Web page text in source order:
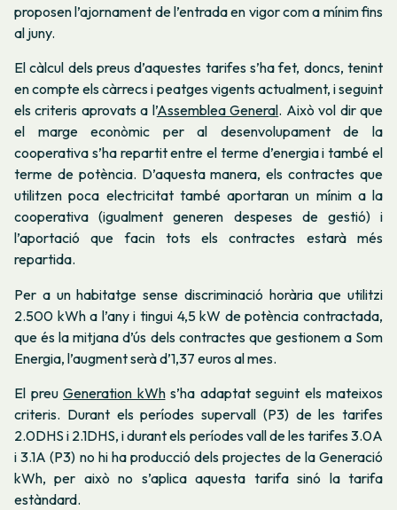
proposen l’ajornament de l’entrada en vigor com a mínim fins
al juny.
El càlcul dels preus d’aquestes tarifes s’ha fet, doncs, tenint
en compte els càrrecs i peatges vigents actualment, i seguint
els criteris aprovats a l’Assemblea General. Això vol dir que
el marge econòmic per al desenvolupament de la
cooperativa s’ha repartit entre el terme d’energia i també el
terme de potència. D’aquesta manera, els contractes que
utilitzen poca electricitat també aportaran un mínim a la
cooperativa (igualment generen despeses de gestió) i
l’aportació que facin tots els contractes estarà més
repartida.
Per a un habitatge sense discriminació horària que utilitzi
2.500 kWh a l’any i tingui 4,5 kW de potència contractada,
que és la mitjana d’ús dels contractes que gestionem a Som
Energia, l’augment serà d’1,37 euros al mes.
El preu Generation kWhs’ha adaptat seguint els mateixos
criteris. Durant els períodes supervall (P3) de les tarifes
2.0DHS i 2.1DHS, i durant els períodes vall de les tarifes 3.0A
i 3.1A (P3) no hi ha producció dels projectes de la Generació
kWh, per això no s’aplica aquesta tarifa sinó la tarifa
estàndard.